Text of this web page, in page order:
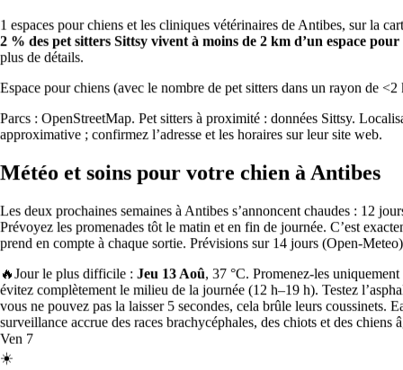
Paris est la ville qui compte le plus grand nombre d’avis Sittsy
vérifiés dans le pays.
combine l’offre de pet sitters, le volume d’avis vérifiés, la note
moyenne et la variété d’animaux acceptés sur l’ensemble du réseau
1 Paris
2Toulouse
65
3 Lyon
65
4Bordeaux
59
5Marseille
58
1 espaces pour chiens et les cliniques vétérinaires de Antibes, sur la
2 % des pet sitters Sittsy vivent à moins de 2 km d’un espace pour
plus de détails.
Espace pour chiens (avec le nombre de pet sitters dans un rayon de <2
Parcs : OpenStreetMap. Pet sitters à proximité : données Sittsy.
approximative ; confirmez l’adresse et les horaires sur leur site web.
Météo et soins pour votre chien à Antibes
Les deux prochaines semaines à Antibes s’annoncent chaudes : 12
Prévoyez les promenades tôt le matin et en fin de journée. C’est
prend en compte à chaque sortie. Prévisions sur 14 jours (Open-
🔥Jour le plus difficile : Jeu 13 Aoû, 37 °C. Promenez-les
évitez complètement le milieu de la journée (12 h–19 h). Testez
vous ne pouvez pas la laisser 5 secondes, cela brûle leurs coussinets.
surveillance accrue des races brachycéphales, des chiots et des chiens
Ven 7
☀️